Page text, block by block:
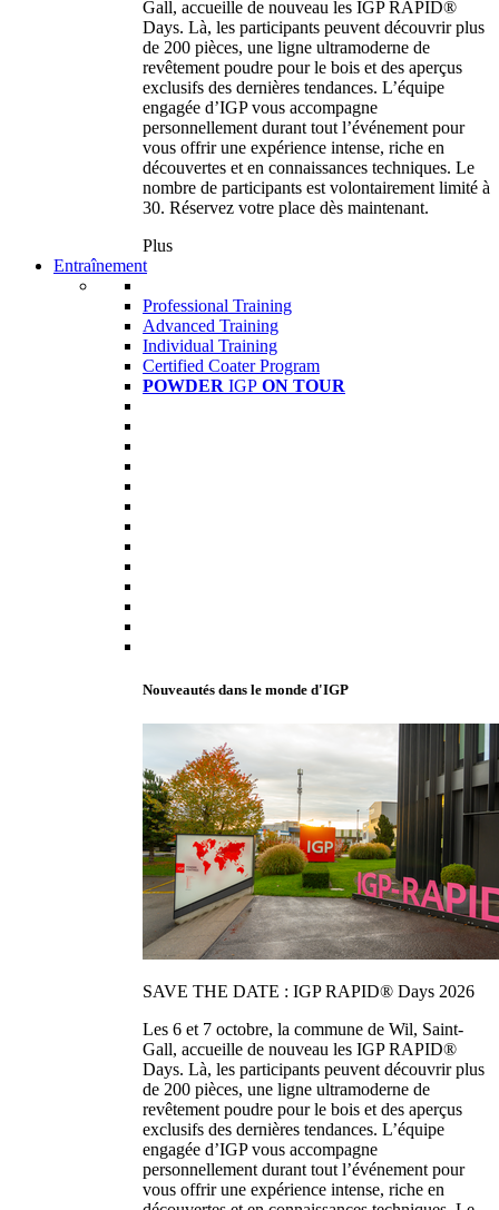
Gall, accueille de nouveau les IGP RAPID®
Days. Là, les participants peuvent découvrir plus
de 200 pièces, une ligne ultramoderne de
revêtement poudre pour le bois et des aperçus
exclusifs des dernières tendances. L’équipe
engagée d’IGP vous accompagne
personnellement durant tout l’événement pour
vous offrir une expérience intense, riche en
découvertes et en connaissances techniques. Le
nombre de participants est volontairement limité à
30. Réservez votre place dès maintenant.
Plus
Entraînement
Professional Training
Advanced Training
Individual Training
Certified Coater Program
POWDER IGP ON TOUR
Nouveautés dans le monde d'IGP
SAVE THE DATE : IGP RAPID® Days 2026
Les 6 et 7 octobre, la commune de Wil, Saint-
Gall, accueille de nouveau les IGP RAPID®
Days. Là, les participants peuvent découvrir plus
de 200 pièces, une ligne ultramoderne de
revêtement poudre pour le bois et des aperçus
exclusifs des dernières tendances. L’équipe
engagée d’IGP vous accompagne
personnellement durant tout l’événement pour
vous offrir une expérience intense, riche en